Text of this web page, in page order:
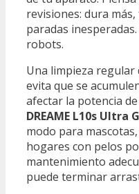
revisiones: dura
paradas
robots.
Una limpieza regular
evita que se
afectar la potencia
DREAME L10s Ultra
modo para
hogares con pelos
mantenimiento
puede terminar